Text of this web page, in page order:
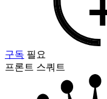
구독 필요
프론트 스쿼트